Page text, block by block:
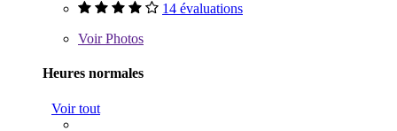
14 évaluations
VoirPhotos
Heures normales
Voir tout